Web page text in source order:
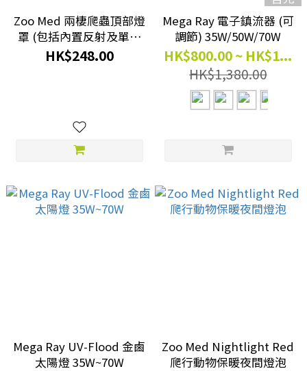
Zoo Med 兩棲爬蟲頂部燈
罩 (包括內置反射及單邊
插座) 12" # LF-50
HK$248.00
Mega Ray 電子鎮流器 (可
調節) 35W/50W/70W
HK$800.00 ~ HK$1...
HK$1,380.00
Mega Ray UV-Flood 金鹵
太陽燈 35W~70W
Zoo Med Nightlight Red
爬行動物保暖夜間燈泡